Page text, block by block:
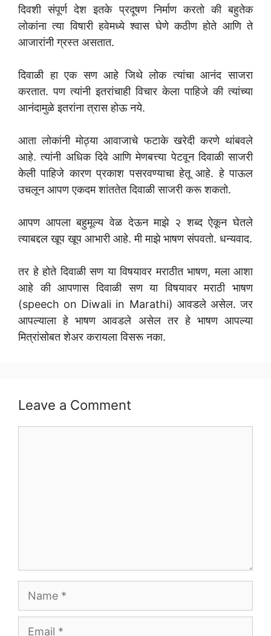
दिवशी संपूर्ण देश इतके प्रदूषण निर्माण करतो की बहुतेक
लोकांना त्या विषारी हवेमध्ये श्वास घेणे कठीण होते आणि ते
आजारांनी ग्रस्त असतात.
दिवाळी हा एक सण आहे जिथे लोक त्यांचा आनंद साजरा
करतात. पण त्यांनी इतरांचाही विचार केला पाहिजे की त्यांच्या
आनंदामुळे इतरांना त्रास होऊ नये.
आता लोकांनी मोठ्या आवाजाचे फटाके खरेदी करणे थांबवले
आहे. त्यांनी अधिक दिवे आणि मेणबत्त्या पेटवून दिवाळी साजरी
केली पाहिजे कारण प्रकाश पसरवण्याचा हेतू आहे. हे पाऊल
उचलून आपण एकदम शांततेत दिवाळी साजरी करू शकतो.
आपण आपला बहुमूल्य वेळ देऊन माझे २ शब्द ऐकून घेतले
त्याबद्दल खूप खूप आभारी आहे. मी माझे भाषण संपवतो. धन्यवाद.
तर हे होते दिवाळी सण या विषयावर मराठीत भाषण, मला आशा
आहे की आपणास दिवाळी सण या विषयावर मराठी भाषण
(speech on Diwali in Marathi) आवडले असेल. जर
आपल्याला हे भाषण आवडले असेल तर हे भाषण आपल्या
मित्रांसोबत शेअर करायला विसरू नका.
Leave a Comment
Name
Email